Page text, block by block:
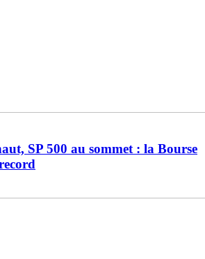
SP 500 au sommet : la Bourse